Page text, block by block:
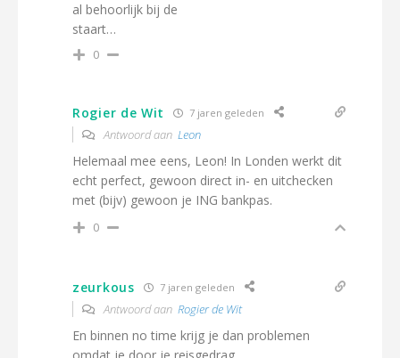
al behoorlijk bij de
staart…
0
Rogier de Wit 7 jaren geleden
Antwoord aan Leon
Helemaal mee eens, Leon! In Londen werkt dit
echt perfect, gewoon direct in- en uitchecken
met (bijv) gewoon je ING bankpas.
0
zeurkous 7 jaren geleden
Antwoord aan Rogier de Wit
En binnen no time krijg je dan problemen